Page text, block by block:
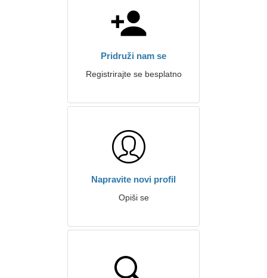
Pridruži nam se
Registrirajte se besplatno
Napravite novi profil
Opiši se